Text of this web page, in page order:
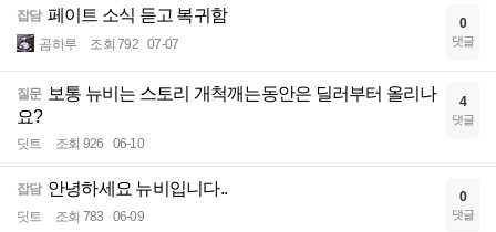
잡담 페이트 소식 듣고 복귀함
곰하루 조회 792 07-07
0
댓글
질문
보통 뉴비는 스토리 개척깨는동안은 딜러부터 올리나
요?
딧트 조회 926 06-10
4
댓글
잡담 안녕하세요 뉴비입니다..
딧트 조회 783 06-09
0
댓글